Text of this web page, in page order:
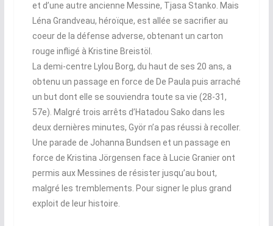
et d’une autre ancienne Messine, Tjasa Stanko. Mais
Léna Grandveau, héroïque, est allée se sacrifier au
coeur de la défense adverse, obtenant un carton
rouge infligé à Kristine Breistöl.
La demi-centre Lylou Borg, du haut de ses 20 ans, a
obtenu un passage en force de De Paula puis arraché
un but dont elle se souviendra toute sa vie (28-31,
57e). Malgré trois arrêts d’Hatadou Sako dans les
deux dernières minutes, Györ n’a pas réussi à recoller.
Une parade de Johanna Bundsen et un passage en
force de Kristina Jörgensen face à Lucie Granier ont
permis aux Messines de résister jusqu’au bout,
malgré les tremblements. Pour signer le plus grand
exploit de leur histoire.